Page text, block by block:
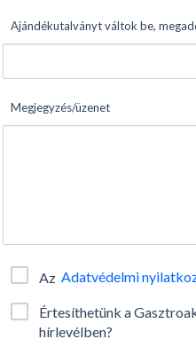
Ajándékutalványt váltok be,
Megjegyzés/üzenet
Az Adatvédelmi
Értesíthetünk a
hírlevélben?